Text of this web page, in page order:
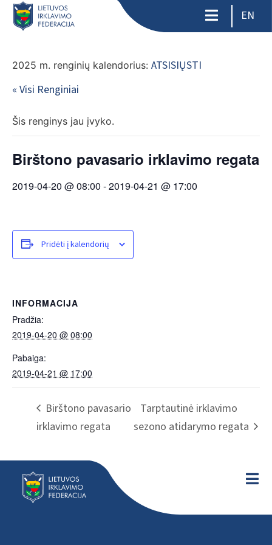
EN
2025 m. renginių kalendorius: ATSISIŲSTI
« Visi Renginiai
Šis renginys jau įvyko.
Birštono pavasario irklavimo regata
2019-04-20 @ 08:00 -2019-04-21 @ 17:00
Pridėti į kalendorių
INFORMACIJA
Pradžia:
2019-04-20 @ 08:00
Pabaiga:
2019-04-21 @ 17:00
Birštono pavasario
irklavimo regata
Tarptautinė irklavimo
sezono atidarymo regata